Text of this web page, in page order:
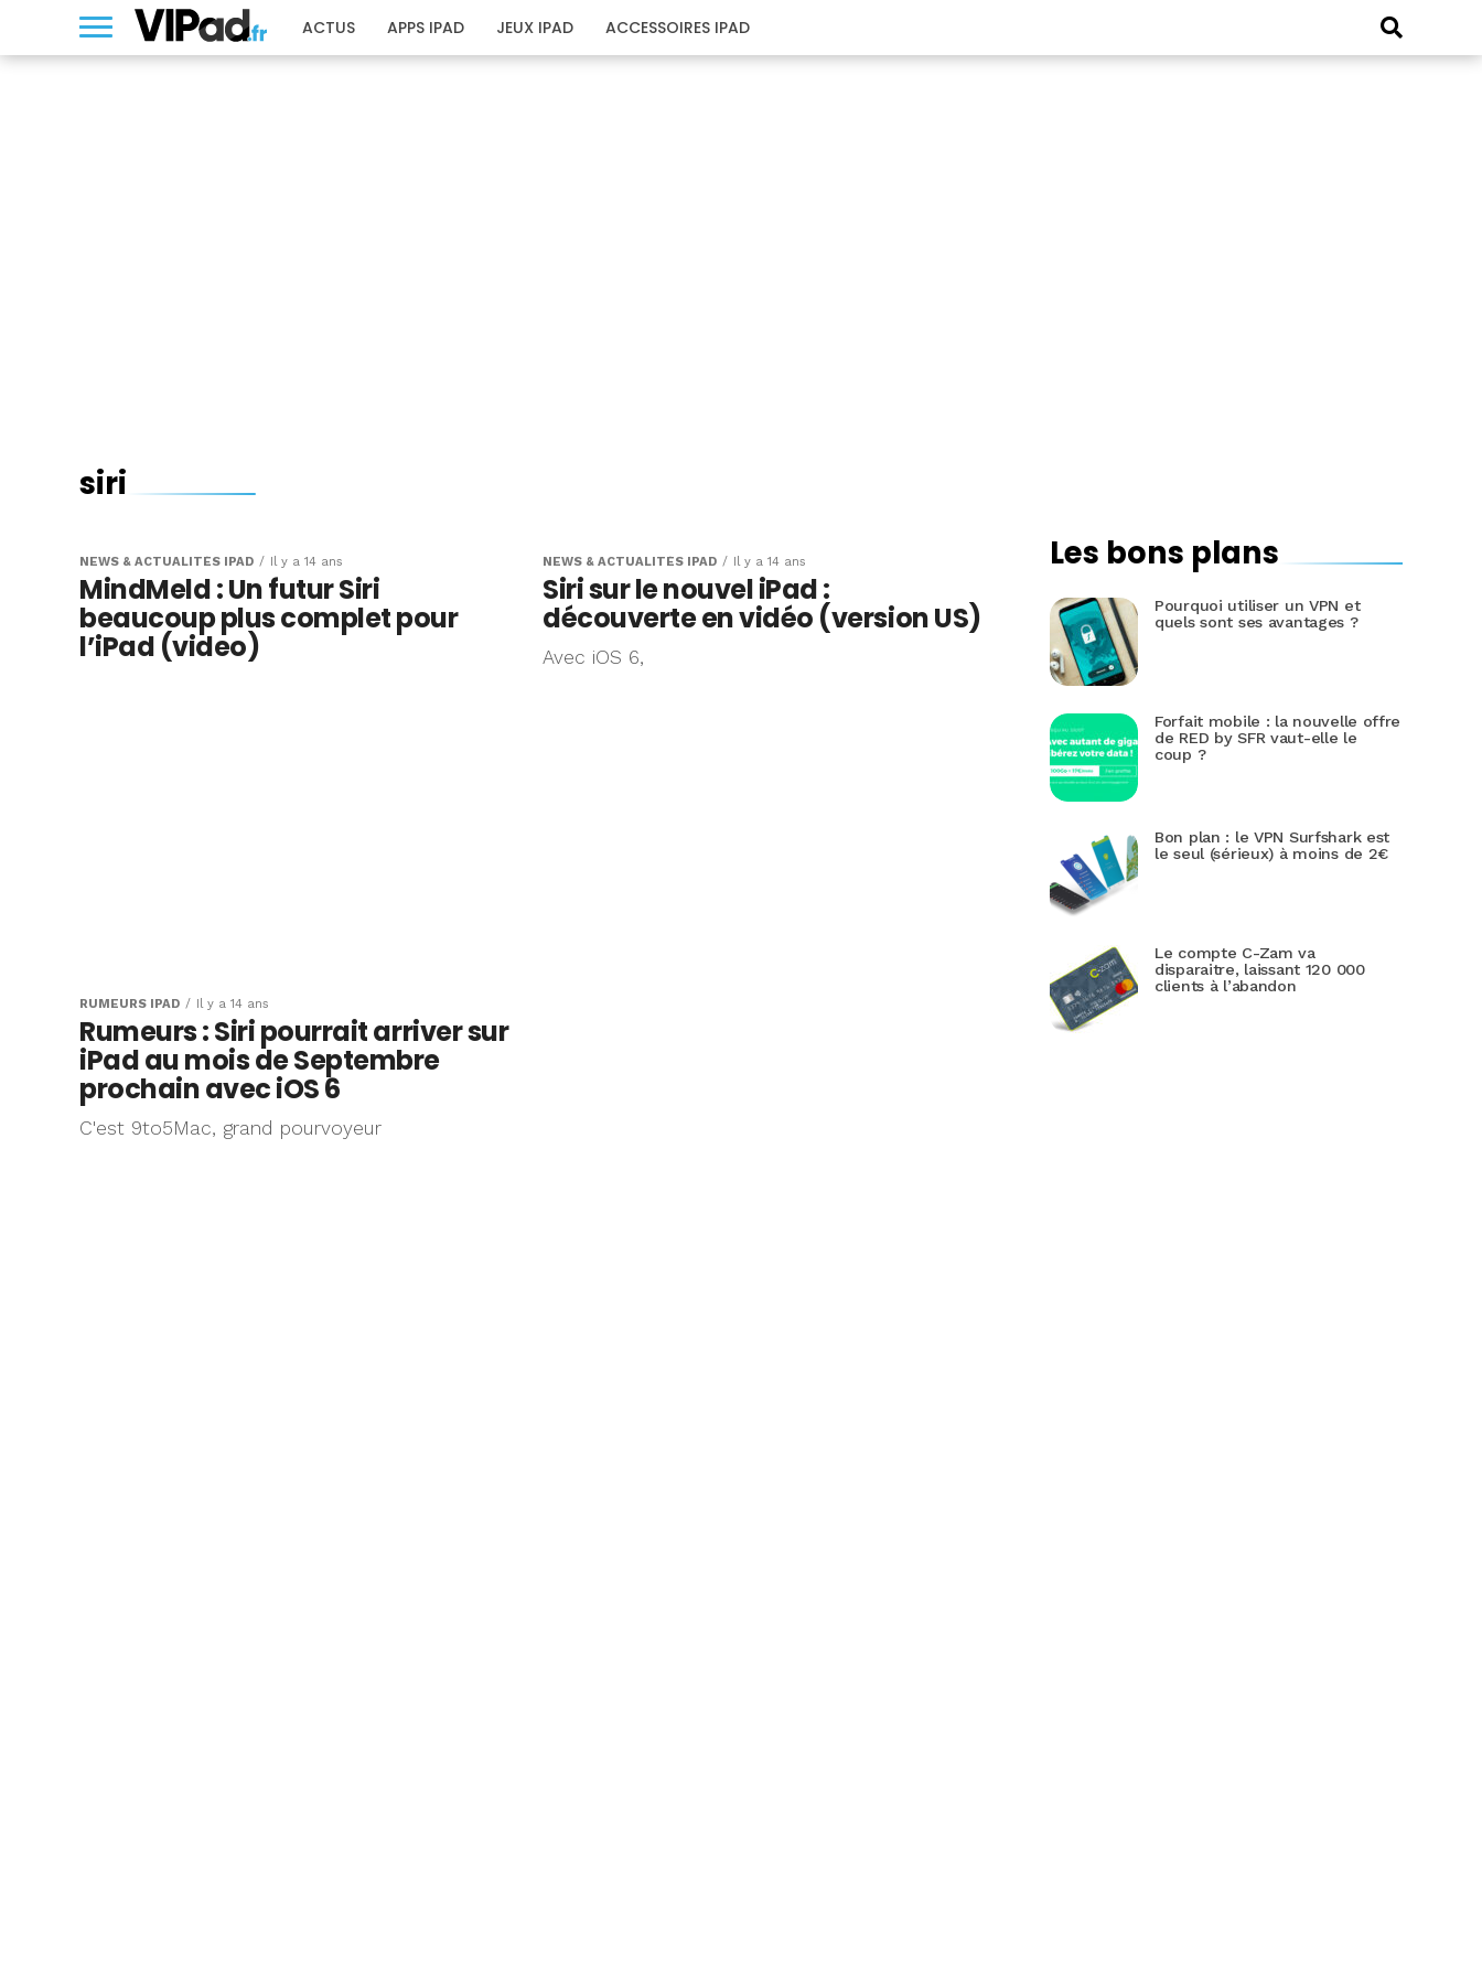
ACTUS APPS IPAD JEUX IPAD ACCESSOIRES IPAD
Apple pour ses prochaines
voitures (video)
siri
NEWS & ACTUALITÉS IPAD Il y a 14 ans
MindMeld : Un futur Siri
beaucoup plus complet pour
l’iPad (video)
NEWS & ACTUALITÉS IPAD Il y a 14 ans
Siri sur le nouvel iPad :
découverte en vidéo (version US)
Avec iOS 6,
RUMEURS IPAD Il y a 14 ans
Rumeurs : Siri pourrait arriver sur
iPad au mois de Septembre
prochain avec iOS 6
C'est 9to5Mac, grand pourvoyeur
Les bons plans
Pourquoi utiliser un VPN et
quels sont ses avantages ?
Forfait mobile : la nouvelle offre
de RED by SFR vaut-elle le
coup ?
Bon plan : le VPN Surfshark est
le seul (sérieux) à moins de 2€
Le compte C-Zam va
disparaitre, laissant 120 000
clients à l’abandon